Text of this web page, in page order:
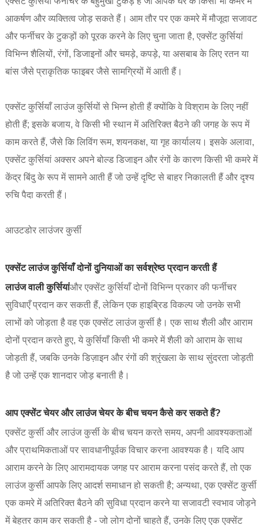
आकर्षण और व्यक्तित्व जोड़ सकते हैं। आम तौर पर एक कमरे में मौजूदा सजावट
और फर्नीचर के टुकड़ों को पूरक करने के लिए चुना जाता है, एक्सेंट कुर्सियां ​​​​
विभिन्न शैलियों, रंगों, डिजाइनों और चमड़े, कपड़े, या असबाब के लिए रतन या
बांस जैसे प्राकृतिक फाइबर जैसे सामग्रियों में आती हैं।
एक्सेंट कुर्सियाँ लाउंज कुर्सियों से भिन्न होती हैं क्योंकि वे विश्राम के लिए नहीं
होती हैं; इसके बजाय, वे किसी भी स्थान में अतिरिक्त बैठने की जगह के रूप में
काम करते हैं, जैसे कि लिविंग रूम, शयनकक्ष, या गृह कार्यालय। इसके अलावा,
एक्सेंट कुर्सियां ​​​​अक्सर अपने बोल्ड डिजाइन और रंगों के कारण किसी भी कमरे में
केंद्र बिंदु के रूप में सामने आती हैं जो उन्हें दृष्टि से बाहर निकालती हैं और दृश्य
रुचि पैदा करती हैं।
आउटडोर लाउंजर कुर्सी
एक्सेंट लाउंज कुर्सियाँ दोनों दुनियाओं का सर्वश्रेष्ठ प्रदान करती हैं
लाउंज वाली कुर्सियांऔर एक्सेंट कुर्सियाँ दोनों विभिन्न प्रकार की फर्नीचर
सुविधाएँ प्रदान कर सकती हैं, लेकिन एक हाइब्रिड विकल्प जो उनके सभी
लाभों को जोड़ता है वह एक एक्सेंट लाउंज कुर्सी है। एक साथ शैली और आराम
दोनों प्रदान करते हुए, ये कुर्सियाँ किसी भी कमरे में शैली को आराम के साथ
जोड़ती हैं, जबकि उनके डिज़ाइन और रंगों की श्रृंखला के साथ सुंदरता जोड़ती
है जो उन्हें एक शानदार जोड़ बनाती है।
आप एक्सेंट चेयर और लाउंज चेयर के बीच चयन कैसे कर सकते हैं?
एक्सेंट कुर्सी और लाउंज कुर्सी के बीच चयन करते समय, अपनी आवश्यकताओं
और प्राथमिकताओं पर सावधानीपूर्वक विचार करना आवश्यक है। यदि आप
आराम करने के लिए आरामदायक जगह पर आराम करना पसंद करते हैं, तो एक
लाउंज कुर्सी आपके लिए आदर्श समाधान हो सकती है; अन्यथा, एक एक्सेंट कुर्सी
एक कमरे में अतिरिक्त बैठने की सुविधा प्रदान करने या सजावटी स्वभाव जोड़ने
में बेहतर काम कर सकती है - जो लोग दोनों चाहते हैं, उनके लिए एक एक्सेंट